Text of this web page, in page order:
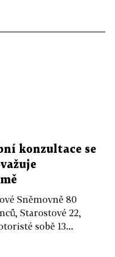
konzultace se
Sněmovně 80
Starostové 22,
sobě 13...